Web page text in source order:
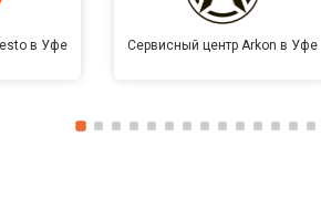
в Уфе Сервисный центр Arkon в Уфе